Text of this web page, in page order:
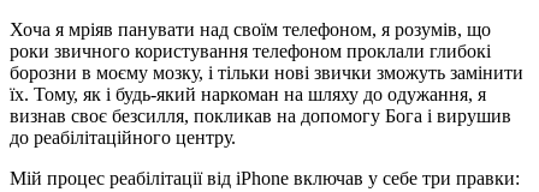
Хоча я мріяв панувати над своїм телефоном, я розумів, що
роки звичного користування телефоном проклали глибокі
борозни в моєму мозку, і тільки нові звички зможуть замінити
їх. Тому, як і будь-який наркоман на шляху до одужання, я
визнав своє безсилля, покликав на допомогу Бога і вирушив
до реабілітаційного центру.
Мій процес реабілітації від iPhone включав у себе три правки: